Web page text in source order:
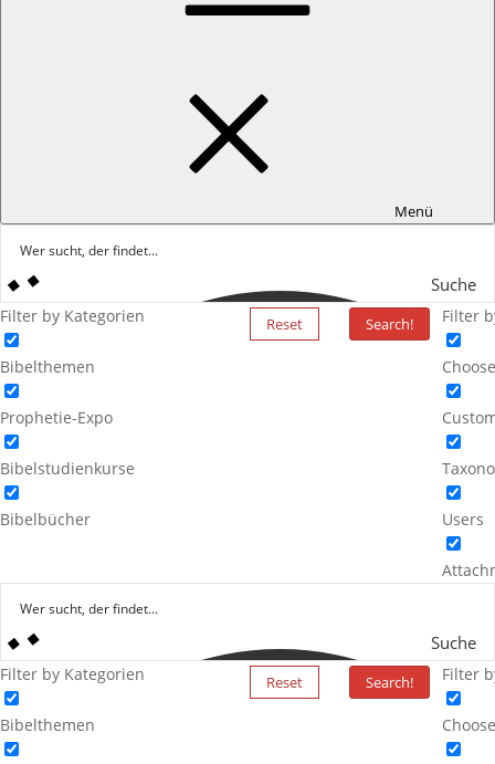
Menü
Suche
Filter by Kategorien
Bibelthemen
Prophetie-Expo
Bibelstudienkurse
Bibelbücher
Reset Search! Filter
Users
Suche
Filter by Kategorien
Bibelthemen
Reset Search! Filter